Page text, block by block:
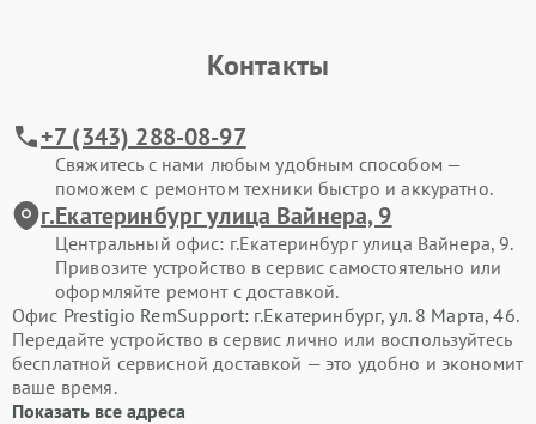
Контакты
+7 (343) 288-08-97
Свяжитесь с нами любым удобным способом —
поможем с ремонтом техники быстро и аккуратно.
г.Екатеринбург улица Вайнера, 9
Центральный офис: г.Екатеринбург улица Вайнера, 9.
Привозите устройство в сервис самостоятельно или
оформляйте ремонт с доставкой.
Офис Prestigio RemSupport: г.Екатеринбург, ул. 8 Марта, 46.
Передайте устройство в сервис лично или воспользуйтесь
бесплатной сервисной доставкой — это удобно и экономит
ваше время.
Показать все адреса